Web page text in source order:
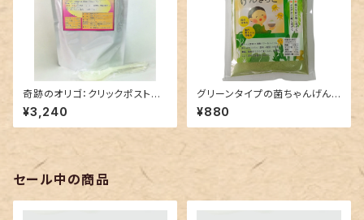
奇跡のオリゴ：クリックポストで
送るビックリ感動のオリゴ糖で
す。
¥3,240
グリーンタイプの菌ちゃんげんき
っこ：クリックポストで発送
¥880
セール中の商品